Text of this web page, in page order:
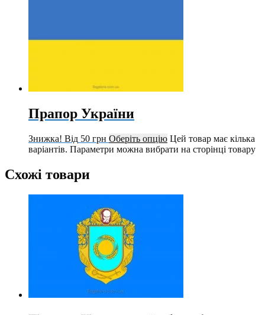
Прапор України
Знижка! Від 50 грн Оберіть опцію Цей товар має кілька
варіантів. Параметри можна вибрати на сторінці товару
Схожі товари